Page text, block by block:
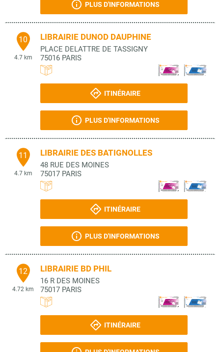
PLUS D'INFORMATIONS
10
4.7 km
LIBRAIRIE DUNOD DAUPHINE
PLACE DELATTRE DE TASSIGNY
75016 PARIS
ITINÉRAIRE
PLUS D'INFORMATIONS
11
4.7 km
LIBRAIRIE DES BATIGNOLLES
48 RUE DES MOINES
75017 PARIS
ITINÉRAIRE
PLUS D'INFORMATIONS
12
4.72 km
LIBRAIRIE BD PHIL
16 R DES MOINES
75017 PARIS
ITINÉRAIRE